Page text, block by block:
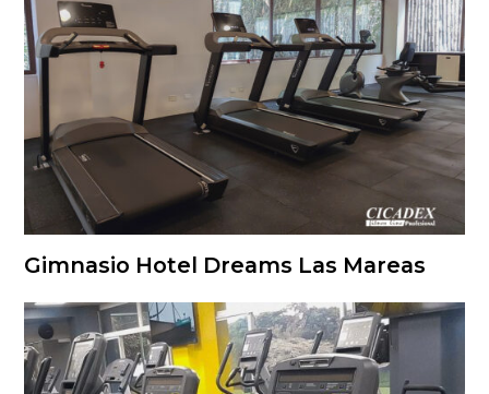
Gimnasio Hotel Dreams Las Mareas